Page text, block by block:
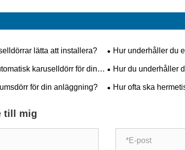
lätta att installera? Hur underhåller du
karuselldörr för din
Hur du underhåller
lång livslängd
för din anläggning?
Hur ofta ska
till mig